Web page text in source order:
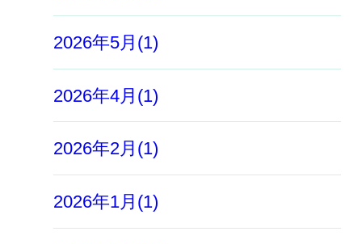
2026年5月(1)
2026年4月(1)
2026年2月(1)
2026年1月(1)